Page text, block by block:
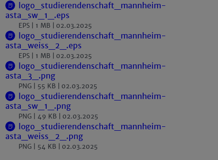
logo_studierendenschaft_mannheim-
asta_sw_1_.eps
EPS 1 MB 02.03.2025
logo_studierendenschaft_mannheim-
asta_weiss_2_.eps
EPS 1 MB 02.03.2025
logo_studierendenschaft_mannheim-
asta_3_.png
PNG 55 KB 02.03.2025
logo_studierendenschaft_mannheim-
asta_sw_1_.png
PNG 49 KB 02.03.2025
logo_studierendenschaft_mannheim-
asta_weiss_2_.png
PNG 54 KB 02.03.2025